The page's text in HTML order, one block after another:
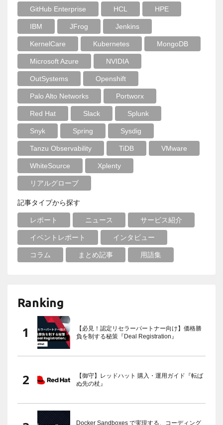
GitHub Enterprise HCL HPE
IBM JFrog Jenkins
KernelCare Kubernetes MongoDB
Microsoft Azure NVIDIA
OutSystems Openshift
Palo Alto Networks Portworx
Red Hat Slack Splunk
Snyk Spring Sysdig
Tanzu Observability TiDB VMware
WhiteSource Xplenty
リアルグローブ
記事タイプから探す
レポート ニュース サービス紹介
イベントレポート インタビュー
コラム まとめ記事 用語集
Ranking
【必見！認定リセラーパートナー向け】価格勝
負を制する秘策『Deal Registration』
【御守】レッドハット 購入・運用ガイド『転ば
ぬ先の杖』
Docker Sandboxes で実現する、コーディング